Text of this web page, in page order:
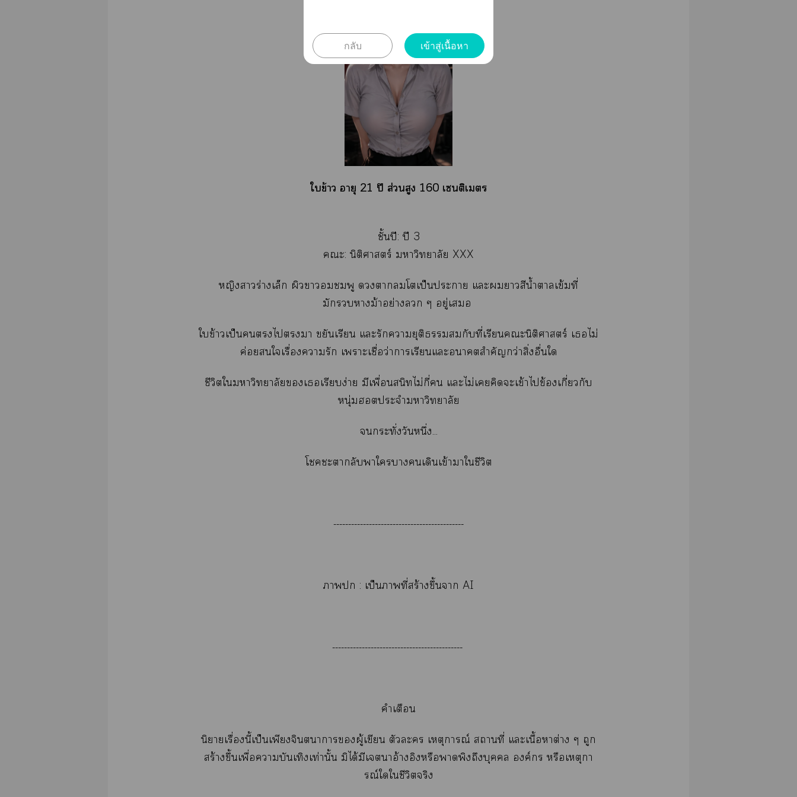
ใข้าว อายุ 21 ปี ส่วนสูง 160 เซนติเมตร
ชั้นปี: ปี 3
ะ: นิติศาสตร์ าวิทยาลัย XXX
หญิงาร่างเล็ก ผิวาชมพู าโเป็นะา แะาสีน้ำาเข้มที่
มักาม้าอย่าง ๆ อยู่เ
ใข้าวเป็นไา ขยันเรียน แะรักายุติธรรมกับที่เรียนะนิติศาสตร์ เไม่
ค่อยใเรื่องารัก เาะเชื่อว่าาเรียนแะาสำคัญกว่าสิ่งอื่นใ
ชีวิตใาวิทยาลัยเเรียบง่าย มีเพื่อนสนิทไม่กี่ แะไม่เคิดจะเข้าไข้องเกี่ยวกับ
หนุ่มฮอตประจำาวิทยาลัย
กระทั่งวันหนึ่ง...
โะากลับาใาเดินเข้าาใชีวิต
--------------------------------------------
า : เป็นาที่สร้างขึ้นา AI
--------------------------------------------
คำเตือน
นิยายเรื่องนี้เป็นเพียงจินตนาการผู้เขียน ตัวะ เหตุการณ์ สถานที่ แะเนื้อาต่าง ๆ ถูก
สร้างขึ้นเพื่อาบันเทิงเท่านั้น มิได้มีเาอ้างอิงหรือาพิงถึงบุคคล องค์กร หรือเหตุกา
รณ์ใใชีวิตจริง
กลับ เข้าสู่เนื้อหา